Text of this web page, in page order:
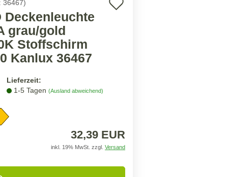
vergessen?
36467)
Deckenleuchte
grau/gold
Stoffschirm
Kanlux 36467
Lieferzeit:
1-5 Tagen (Ausland abweichend)
32,39 EUR
inkl. 19% MwSt. zzgl. Versand